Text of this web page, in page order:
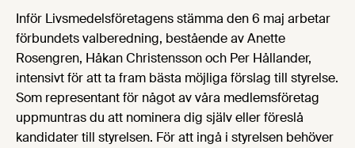
Inför Livsmedelsföretagens stämma den 6 maj arbetar
förbundets valberedning, bestående av Anette
Rosengren, Håkan Christensson och Per Hållander,
intensivt för att ta fram bästa möjliga förslag till styrelse.
Som representant för något av våra medlemsföretag
uppmuntras du att nominera dig själv eller föreslå
kandidater till styrelsen. För att ingå i styrelsen behöver